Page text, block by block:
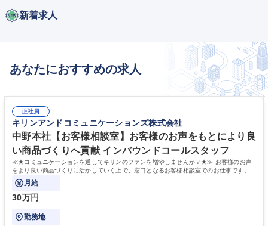
新着求人
あなたにおすすめの求人
正社員
キリンアンドコミュニケーションズ株式会社
中野本社【お客様相談室】お客様のお声をもとにより良
い商品づくりへ貢献 インバウンドコールスタッフ
≪★コミュニケーションを通してキリンのファンを増やしませんか？★≫ お客様のお声
をより良い商品づくりに活かしていく上で、窓口となるお客様相談室でのお仕事です。
月給
30万円
勤務地